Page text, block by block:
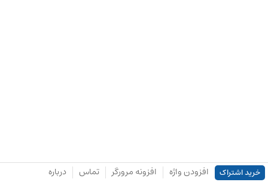
خرید اشتراک افزودن واژه افزونه مرورگر تماس درباره